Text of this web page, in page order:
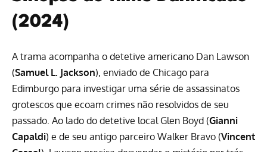
(2024)
A trama acompanha o detetive americano Dan Lawson
(Samuel L. Jackson), enviado de Chicago para
Edimburgo para investigar uma série de assassinatos
grotescos que ecoam crimes não resolvidos de seu
passado. Ao lado do detetive local Glen Boyd (Gianni
Capaldi) e de seu antigo parceiro Walker Bravo (Vincent